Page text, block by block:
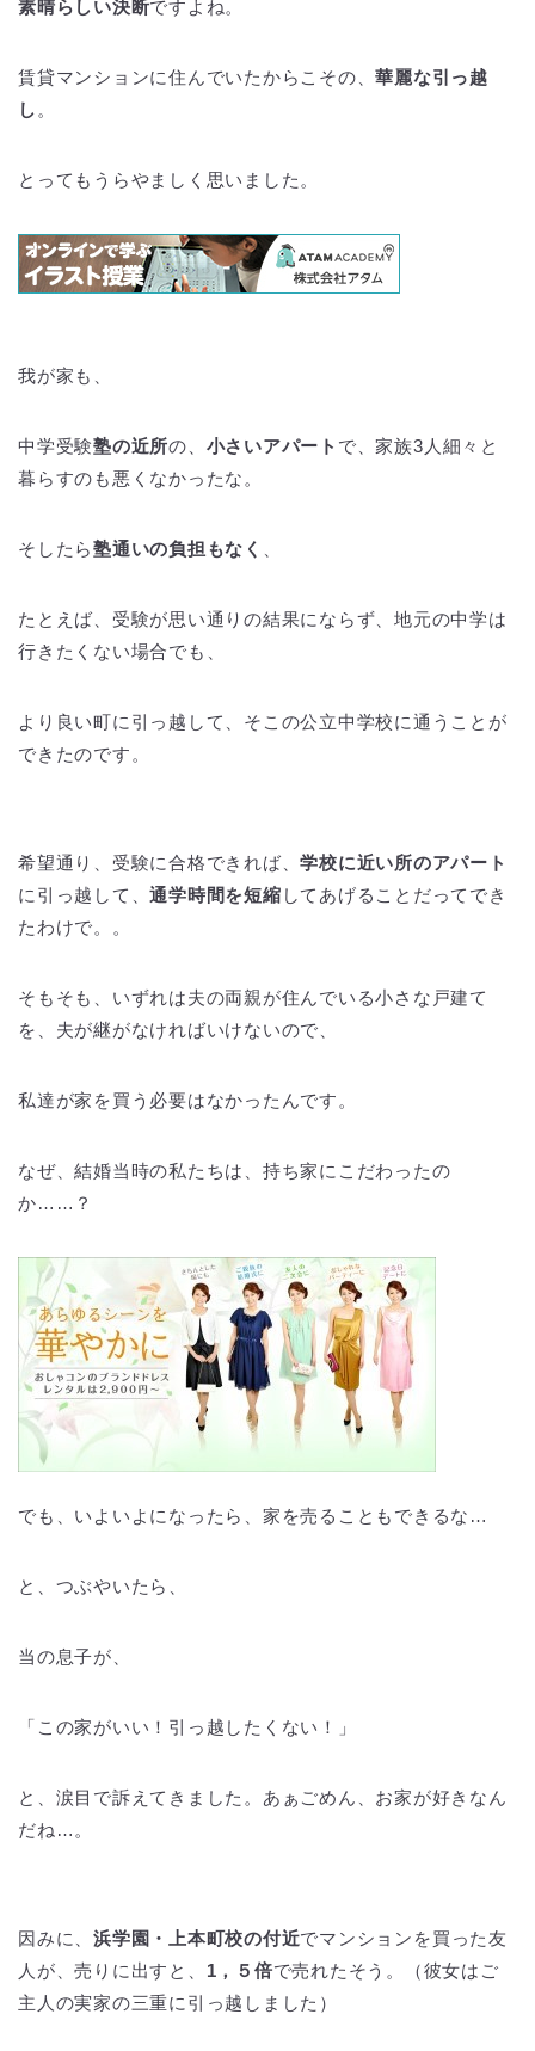
素晴らしい決断ですよね。
賃貸マンションに住んでいたからこその、華麗な引っ越
し 。
とってもうらやましく思いました。
我が家も、
中学受験塾の近所の、 小さいアパート で、家族3人細々と
暮らすのも悪くなかったな。
そしたら塾通いの負担もなく
たとえば、受験が思い通りの結果にならず、地元の中学は
行きたくない場合でも、
より良い町に引っ越して、そこの公立中学校に通うことが
できたのです。
希望通り、受験に合格できれば、学校に近い所のアパート
に引っ越して、通学時間を短縮 してあげることだってでき
たわけで。。
そもそも、いずれは夫の両親が住んでいる小さな戸建て
を、夫が継がなければいけないので、
私達が家を買う必要はなかったんです。
なぜ、結婚当時の私たちは、持ち家にこだわったの
か……？
でも、いよいよになったら、家を売ることもできるな…
と、つぶやいたら、
当の息子が、
「この家がいい！引っ越したくない！」
と、涙目で訴えてきました。あぁごめん、お家が好きなん
だね…。
因みに、浜学園・上本町校の付近でマンションを買った友
人が、売りに出すと、 1，５倍で売れたそう。（彼女はご
主人の実家の三重に引っ越しました）